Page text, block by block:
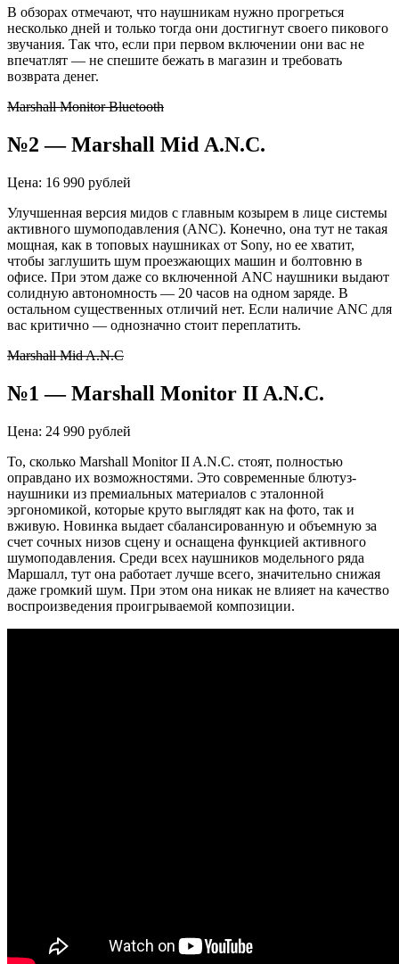
В обзорах отмечают, что наушникам нужно прогреться
несколько дней и только тогда они достигнут своего пикового
звучания. Так что, если при первом включении они вас не
впечатлят — не спешите бежать в магазин и требовать
возврата денег.
Marshall Monitor Bluetooth
№2 —Marshall Mid A.N.C.
Цена: 16 990 рублей
Улучшенная версия мидов с главным козырем в лице системы
активного шумоподавления (ANC). Конечно, она тут не такая
мощная, как в топовых наушниках от Sony, но ее хватит,
чтобы заглушить шум проезжающих машин и болтовню в
офисе. При этом даже со включенной ANC наушники выдают
солидную автономность — 20 часов на одном заряде. В
остальном существенных отличий нет. Если наличие ANC для
вас критично — однозначно стоит переплатить.
Marshall Mid A.N.C
№1 —Marshall Monitor II A.N.C.
Цена: 24 990 рублей
То, сколько Marshall MonitorII A.N.C. стоят, полностью
оправдано их возможностями. Это современные блютуз-
наушники из премиальных материалов с эталонной
эргономикой, которые круто выглядят как на фото, так и
вживую. Новинка выдает сбалансированную и объемную за
счет сочных низов сцену и оснащена функцией активного
шумоподавления. Среди всех наушников модельного ряда
Маршалл, тут она работает лучше всего, значительно снижая
даже громкий шум. При этом она никак не влияет на качество
воспроизведения проигрываемой композиции.